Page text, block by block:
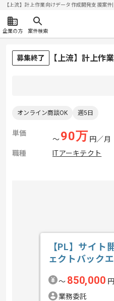
【上流】計上作業向けデータ作成開発支援案
企業の方 案件検索
募集終了 【上流】計上作
オンライン商談OK 週5日
単価
〜90万 円／月
職種
ITアーキテクト
【PL】サイト
ェクトバック
〜 850,000
業務委託